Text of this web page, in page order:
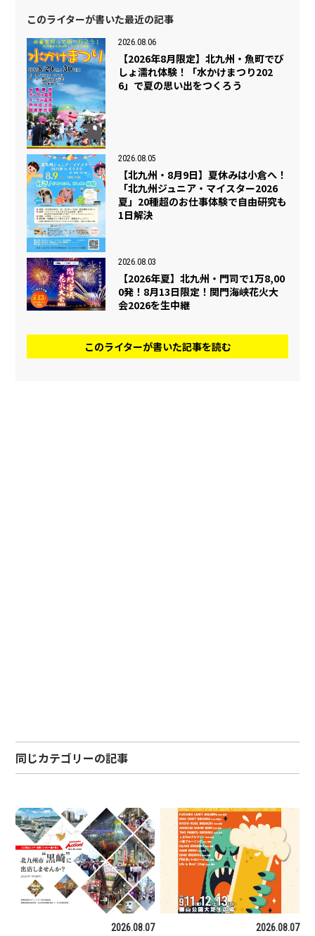
このライターが書いた最近の記事
2026.08.06
【2026年8月限定】北九州・魚町でび
しょ濡れ体験！「水かけまつり202
6」で夏の思い出をつくろう
2026.08.05
【北九州・8月9日】夏休みは小倉へ！
「北九州ジュニア・マイスター2026
夏」20種超のお仕事体験で自由研究も
1日解決
2026.08.03
【2026年夏】北九州・門司で1万8,00
0発！8月13日限定！関門海峡花火大
会2026を生中継
このライターが書いた記事を読む
同じカテゴリーの記事
2026.08.07 2026.08.07